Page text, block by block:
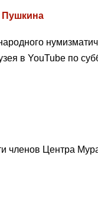
Пушкина
в YouTube по
членов Центра